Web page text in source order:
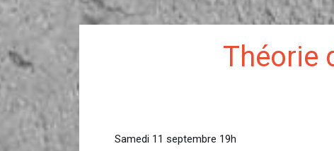
Théorie
Samedi 11 septembre 19h